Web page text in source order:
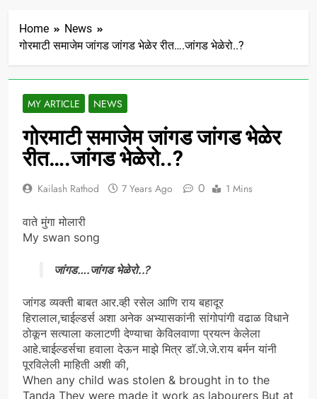
Home
News
गोरमाटी समाजेम जांगड जांगड भेळेर रीत….जांगड भेळेरो..?
MY ARTICLE NEWS
गोरमाटी समाजेम जांगड जांगड भेळेर
रीत….जांगड भेळेरो..?
Kailash Rathod 7 Years Ago 0 1 Mins
वाते मुंगा मोलारी
My swan song
जांगड….जांगड भेळेरो..?
जांगड व्यक्ती बाबत आर.व्ही रसेल आणि राय बहादूर
हिरालाल,चाईल्डर्स अशा अनेक अभ्यासकांनी सांगोपांगी वढाळ विधाने
ठोकून सत्याला कलाटणी देण्याचा केविलवाणा प्रयत्न केलेला
आहे.चाईल्डर्सचा हवाला देऊन माझे मित्र डाॅ.जे.जे.राय बर्मन यांनी
पूरविलेली माहिती अशी की,
When any child was stolen & brought in to the
Tanda They were made it work as labourers But at